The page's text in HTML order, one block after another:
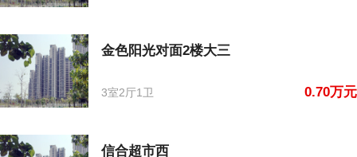
金色阳光对面2楼大三
3室2厅1卫 0.70万元
信合超市西